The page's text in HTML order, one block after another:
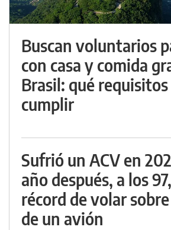
Buscan voluntarios
con casa y comida
Brasil: qué
cumplir
Sufrió un ACV en
año después, a los
récord de volar
de un avión